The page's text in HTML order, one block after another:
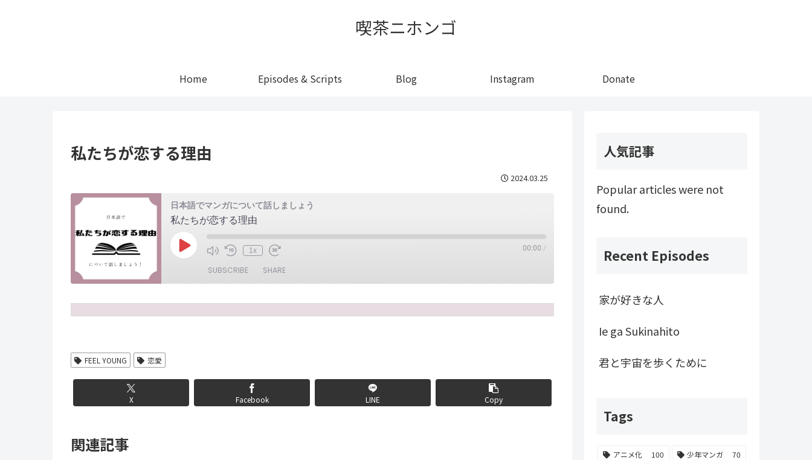
喫茶ニホンゴ
Home Episodes & Scripts Blog Instagram Donate
私たちが恋する理由
2024.03.25
日本語でマンガについて話しましょう
私たちが恋する理由
Play
Episode
1x 00:00 /
SUBSCRIBE SHARE
EMBED
FEEL YOUNG 恋愛
X Facebook LINE Copy
関連記事
人気記事
Popular articles were not
found.
Recent Episodes
家が好きな人
Ie ga Sukinahito
君と宇宙を歩くために
Tags
アニメ化 100 少年マンガ
70